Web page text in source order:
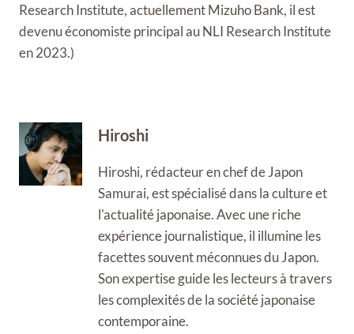
Research Institute, actuellement Mizuho Bank, il est
devenu économiste principal au NLI Research Institute
en 2023.)
Hiroshi
Hiroshi, rédacteur en chef de Japon
Samurai, est spécialisé dans la culture et
l'actualité japonaise. Avec une riche
expérience journalistique, il illumine les
facettes souvent méconnues du Japon.
Son expertise guide les lecteurs à travers
les complexités de la société japonaise
contemporaine.